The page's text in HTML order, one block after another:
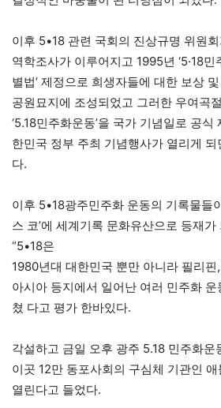
이후 5•18 관련 국회의 진상규명 위원
역학조사가 이루어지고 1995년 ‘5·18
별법’ 제정으로 희생자들에 대한 보상
공원묘지에 조성되었고 그러한 우여곡
‘5.18민주화운동’을 국가 기념일로 공
한민국 정부 주최 기념행사가 열리게
다.
이후 5•18광주민주화 운동의 기록물들
스 코’에 세계기록 문화유산으로 등재
“5•18은
1980년대 대한민국 뿐만 아니라 필리
아시아 등지에서 일어난 여러 민주화
쳤 다고 평가 한바있다.
각설하고 금일 오후 광주 5.18 민주화운
이곳 12만 동포사회의 구심체 기관인
열린다고 들었다.